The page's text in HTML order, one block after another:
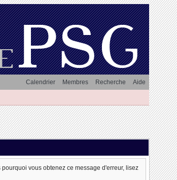
Aide
Recherche
Membres
Calendrier
vous obtenez ce message d'erreur, lisez